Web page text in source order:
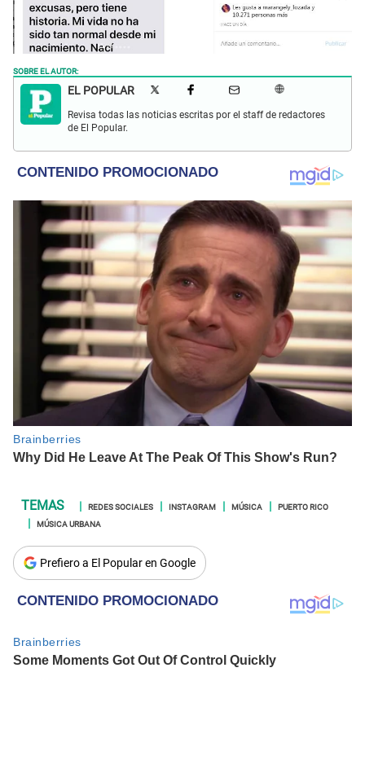
SOBRE EL AUTOR:
EL POPULAR
Revisa todas las noticias escritas por el staff de redactores
de El Popular.
REDES SOCIALES INSTAGRAM MÚSICA
PUERTO RICO
MÚSICA URBANA
Prefiero a El Popular en Google